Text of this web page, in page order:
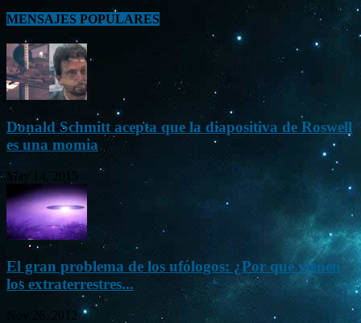
MENSAJES POPULARES
Donald Schmitt acepta que la diapositiva de Roswell
es una momia
May 14, 2015
El gran problema de los ufólogos: ¿Por qué vienen
los extraterrestres...
Nov 26, 2012